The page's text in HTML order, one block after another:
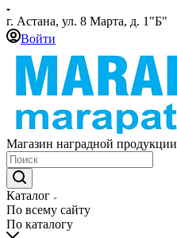
г. Астана, ул. 8 Марта, д. 1"Б"
Войти
Магазин наградной продукции
Каталог
По всему сайту
По каталогу